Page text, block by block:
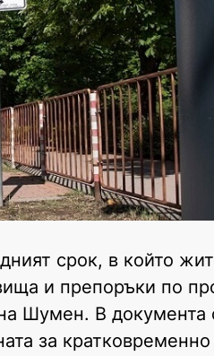
срок, в който
и препоръки по
Шумен. В
за